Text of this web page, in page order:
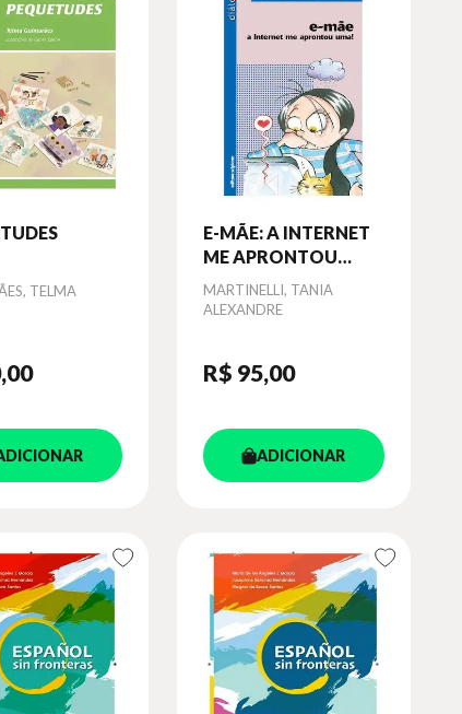
TELMA
,00
E-MÃE: A INTERNET
ME APRONTOU
UMA!
Autor
MARTINELLI, TANIA
ALEXANDRE
R$ 95,00
ADICIONAR